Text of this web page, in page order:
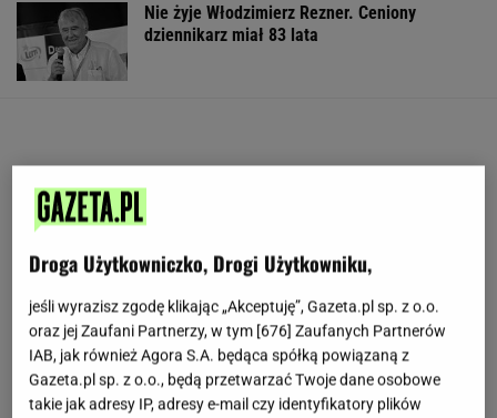
Nie żyje Włodzimierz Rezner. Ceniony
dziennikarz miał 83 lata
Droga Użytkowniczko, Drogi Użytkowniku,
jeśli wyrazisz zgodę klikając „Akceptuję”, Gazeta.pl sp. z o.o.
oraz jej Zaufani Partnerzy, w tym [676] Zaufanych Partnerów
IAB, jak również Agora S.A. będąca spółką powiązaną z
Gazeta.pl sp. z o.o., będą przetwarzać Twoje dane osobowe
takie jak adresy IP, adresy e-mail czy identyfikatory plików